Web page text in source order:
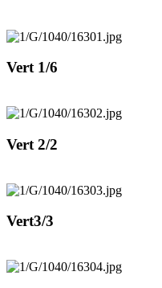
Vert 1/6
Vert 2/2
Vert3/3